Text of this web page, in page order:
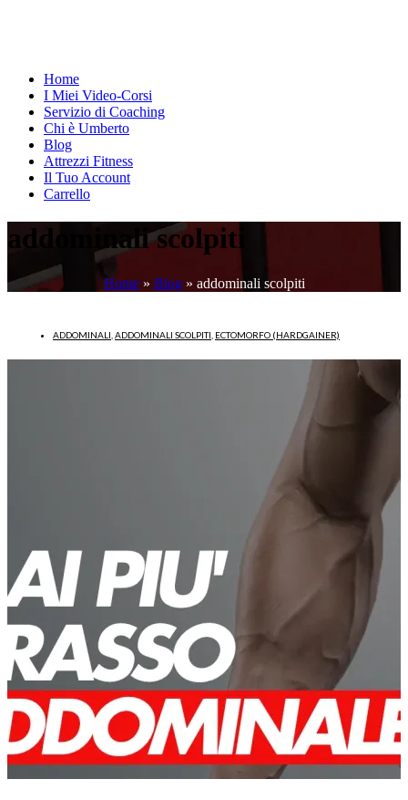
Home
I Miei Video-Corsi
Servizio di Coaching
Chi è Umberto
Blog
Attrezzi Fitness
Il Tuo Account
Carrello
addominali scolpiti
Home» Blog» addominali scolpiti
ADDOMINALI ADDOMINALI SCOLPITI ECTOMORFO (HARDGAINER)